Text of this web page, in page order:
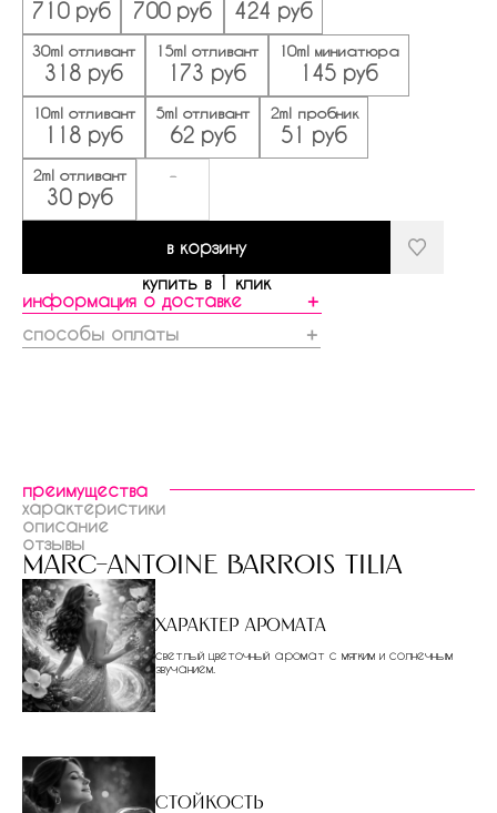
710 руб 700 руб 424 руб
30ml отливант
318 руб
15ml отливант
173 руб
10ml миниатюра
145 руб
10ml отливант
118 руб
5ml отливант
62 руб
2ml пробник
51 руб
2ml отливант
30 руб
-
в корзину
купить в 1 клик
информация о доставке
＋
способы оплаты
＋
преимущества
характеристики
описание
отзывы
marc-antoine barrois tilia
Характер аромата
светлый цветочный аромат с мягким и солнечным
звучанием.
Стойкость